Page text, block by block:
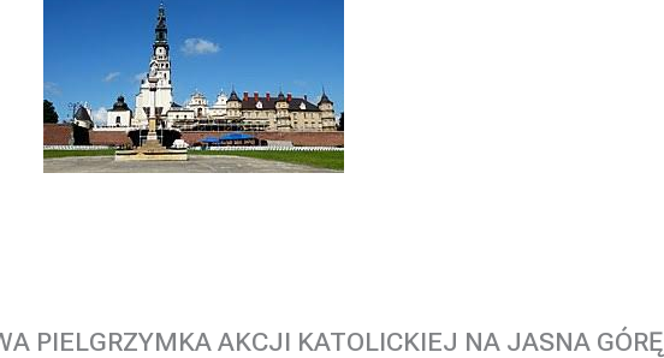
PIELGRZYMKA AKCJI KATOLICKIEJ NA JASNA GÓRĘ